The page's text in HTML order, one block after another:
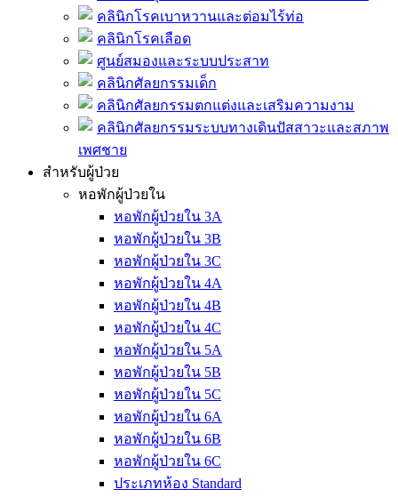
คลินิกโรคเบาหวานและต่อมไร้ท่อ
คลินิกโรคเลือด
ศูนย์สมองและระบบประสาท
คลินิกศัลยกรรมเด็ก
คลินิกศัลยกรรมตกแต่งและเสริมความงาม
คลินิกศัลยกรรมระบบทางเดินปัสสาวะและสภาพ
เพศชาย
สำหรับผู้ป่วย
หอพักผู้ป่วยใน
หอพักผู้ป่วยใน 3A
หอพักผู้ป่วยใน 3B
หอพักผู้ป่วยใน 3C
หอพักผู้ป่วยใน 4A
หอพักผู้ป่วยใน 4B
หอพักผู้ป่วยใน 4C
หอพักผู้ป่วยใน 5A
หอพักผู้ป่วยใน 5B
หอพักผู้ป่วยใน 5C
หอพักผู้ป่วยใน 6A
หอพักผู้ป่วยใน 6B
หอพักผู้ป่วยใน 6C
ประเภทห้อง Standard